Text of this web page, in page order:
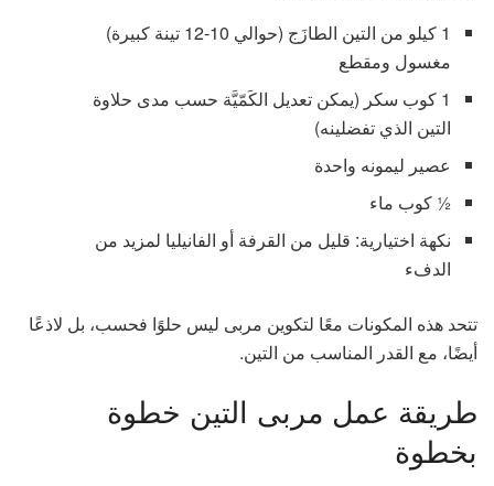
1 كيلو من التين الطازَج (حوالي 10-12 تينة كبيرة)
مغسول ومقطع
1 كوب سكر (يمكن تعديل الكَمّيَّة حسب مدى حلاوة
التين الذي تفضلينه)
عصير ليمونه واحدة
½ كوب ماء
نكهة اختيارية: قليل من القرفة أو الفانيليا لمزيد من
الدفء
تتحد هذه المكونات معًا لتكوين مربى ليس حلوًا فحسب، بل لاذعًا
أيضًا، مع القدر المناسب من التين.
طريقة عمل مربى التين خطوة
بخطوة